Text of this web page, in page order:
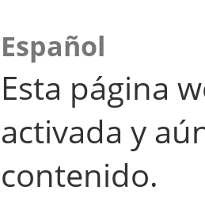
Español
Esta página
activada y
contenido.